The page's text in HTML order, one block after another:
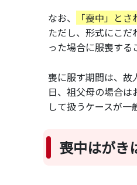
なお、
「喪中」と
ただし、形式にこ
った場合に服喪する
喪に服す期間は、故
日、祖父母の場合
して扱うケースが一
喪中はがき